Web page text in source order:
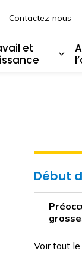
et
Contactez-nous
Début
Voir tout